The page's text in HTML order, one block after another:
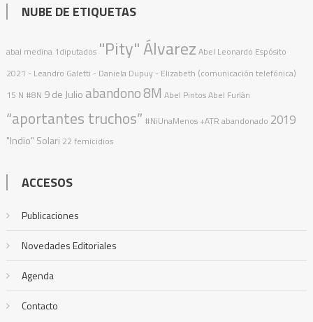
NUBE DE ETIQUETAS
abal medina 1diputados "Pity" Álvarez Abel Leonardo Espósito
2021 - Leandro Galetti - Daniela Dupuy - Elizabeth (comunicación telefónica)
15 N #8N 9 de Julioabandono8M Abel PintosAbel Furlán
“aportantes truchos” #NiUnaMenos +ATR abandonado 2019
"Indio" Solari 22 femicidios
ACCESOS
Publicaciones
Novedades Editoriales
Agenda
Contacto